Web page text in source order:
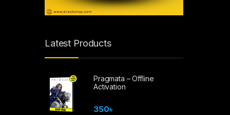
Latest Products
Pragmata – Offline
Activation
350৳